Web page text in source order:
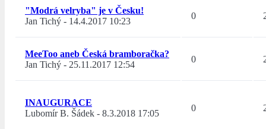
"Modrá velryba" je v Česku!
Jan Tichý - 14.4.2017 10:23
0
MeeToo aneb Česká bramboračka?
Jan Tichý - 25.11.2017 12:54
0
INAUGURACE
Lubomír B. Šádek - 8.3.2018 17:05
0